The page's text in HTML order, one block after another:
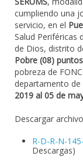
cumpliendo una
servicio, en el
Salud Periféricas
de Dios, distrito
Pobre (08) puntos
pobreza de
departamento
2019 al 05 de
Descargar
R-D-R-N-
Descargas)